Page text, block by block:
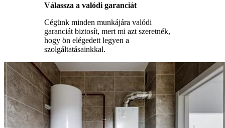
Válassza a valódi garanciát
Cégünk minden munkájára valódi
garanciát biztosít, mert mi azt szeretnék,
hogy ön elégedett legyen a
szolgáltatásainkkal.